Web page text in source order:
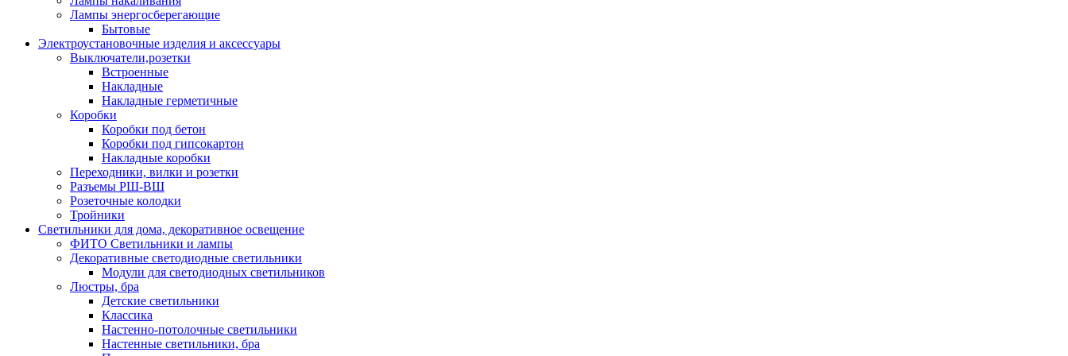
Лампы энергосберегающие
Бытовые
Электроустановочные изделия и аксессуары
Выключатели,розетки
Встроенные
Накладные
Накладные герметичные
Коробки
Коробки под бетон
Коробки под гипсокартон
Накладные коробки
Переходники, вилки и розетки
Разъемы РШ-ВШ
Розеточные колодки
Тройники
Светильники для дома, декоративное освещение
ФИТО Светильники и лампы
Декоративные светодиодные светильники
Модули для светодиодных светильников
Люстры, бра
Детские светильники
Классика
Настенно-потолочные светильники
Настенные светильники, бра